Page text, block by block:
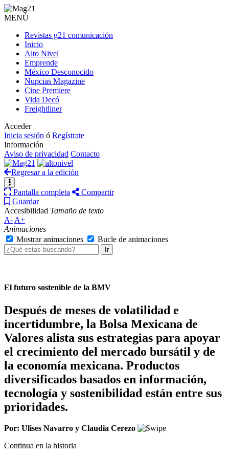
MENÚ
Revistas g21 comunicación
Inicio
Alto Nivel
Emprende
México Desconocido
Nupcias Magazine
Cine Premiere
Vida Decó
Freightliner
Acceder
Inicia sesión ó Regístrate
Información
Aviso de privacidad Contacto
Regresar a la edición
Pantalla completa
Compartir
Guardar
Accesibilidad Tamaño de texto
A- A+
Animaciones
Mostrar animaciones
Bucle de animaciones
Ir
El futuro sostenible de la BMV
Después de meses de volatilidad e
incertidumbre, la Bolsa Mexicana de
Valores alista sus estrategias para apoyar
el crecimiento del mercado bursátil y de
la economía mexicana. Productos
diversificados basados en información,
tecnología y sostenibilidad están entre sus
prioridades.
Por: Ulises Navarro y Claudia Cerezo
Continua en la historia